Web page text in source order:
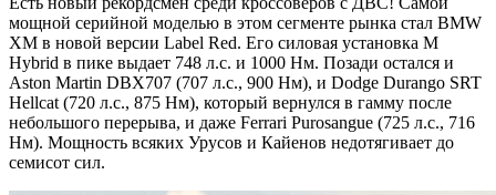
мощной серийной моделью в этом сегменте рынка стал BMW
XM в новой версии Label Red. Его силовая установка M
Hybrid в пике выдает 748 л.с. и 1000 Нм. Позади остался и
Aston Martin DBX707 (707 л.с., 900 Нм), и Dodge Durango SRT
Hellcat (720 л.с., 875 Нм), который вернулся в гамму после
небольшого перерыва, и даже Ferrari Purosangue (725 л.с., 716
Нм). Мощность всяких Урусов и Кайенов недотягивает до
семисот сил.